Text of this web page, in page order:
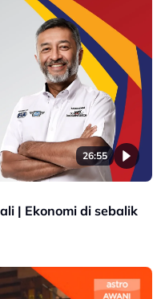
26:55
| Ekonomi di sebalik